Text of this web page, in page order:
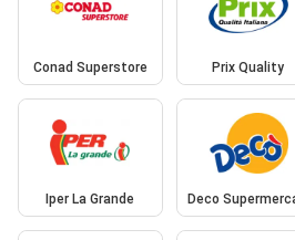
Conad Superstore Prix Quality
Iper La Grande Deco